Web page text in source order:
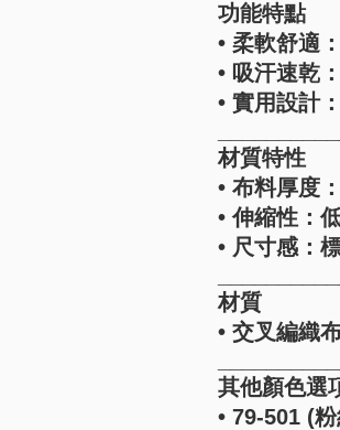
功能特點
• 柔軟舒適
• 吸汗速乾
• 實用設計
材質特性
• 布料厚度
• 伸縮性：
• 尺寸感：
材質
• 交叉編織
其他顏色選
• 79-501 (